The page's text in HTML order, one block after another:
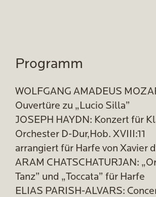
Programm
WOLFGANG AMADEUS
Ouvertüre zu „Lucio Silla”
JOSEPH HAYDN: Konzert für
Orchester D-Dur,Hob. XVIII:11
arrangiert für Harfe von Xavier
ARAM CHATSCHATURJAN:
Tanz” und „Toccata” für Harfe
ELIAS PARISH-ALVARS: